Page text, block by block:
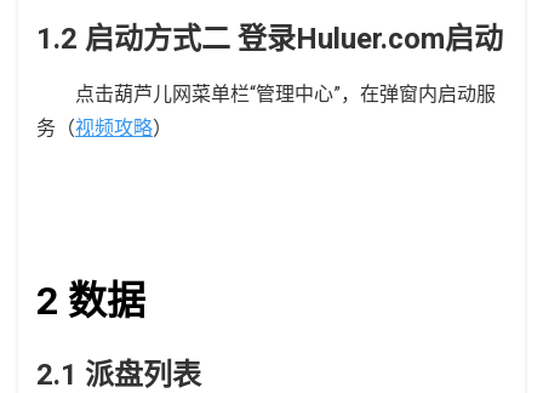
1.2 启动方式二 登录Huluer.com启动
点击葫芦儿网菜单栏“管理中心”，在弹窗内启动服
务（视频攻略）
2 数据
2.1 派盘列表